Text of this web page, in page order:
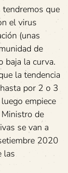
tendremos que
el virus
(unas
de
baja la curva.
la tendencia
por 2 o 3
empiece
de
se van a
2020
las